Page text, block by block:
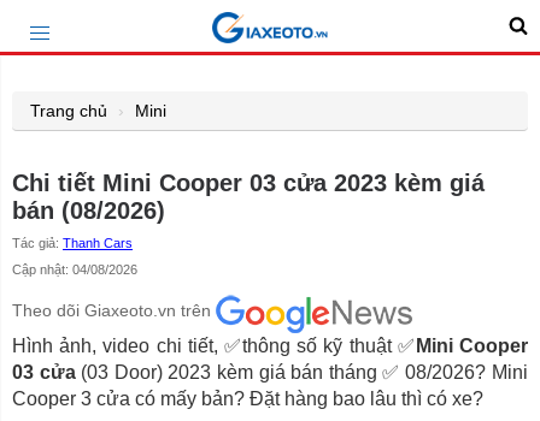
Trang chủ Mini
Chi tiết Mini Cooper 03 cửa 2023 kèm giá
bán (08/2026)
Tác giả: Thanh Cars
Cập nhật: 04/08/2026
Theo dõi Giaxeoto.vn trên
Hình ảnh, video chi tiết, ✅thông số kỹ thuật ✅ Mini Cooper
03 cửa(03 Door) 2023 kèm giá bán tháng ✅ 08/2026? Mini
Cooper 3 cửa có mấy bản? Đặt hàng bao lâu thì có xe?